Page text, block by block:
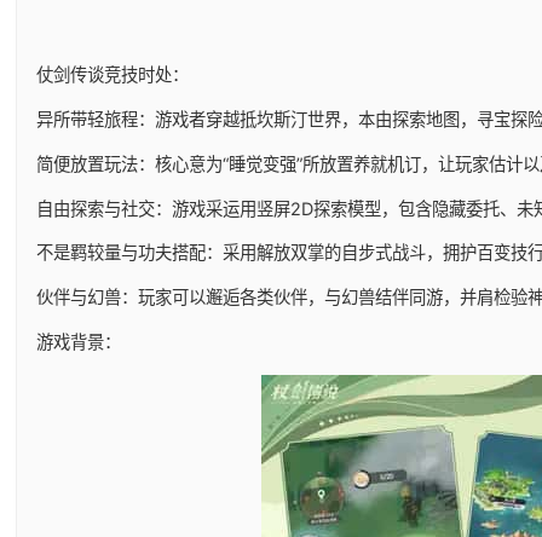
仗剑传谈竞技时处：
异所带轻旅程：游戏者穿越抵坎斯汀世界，本由探索地图，寻宝探
简便放置玩法：核心意为“睡觉变强”所放置养就机订，让玩家估计
自由探索与社交：游戏采运用竖屏2D探索模型，包含隐藏委托、
不是羁较量与功夫搭配：采用解放双掌的自步式战斗，拥护百变技
伙伴与幻兽：玩家可以邂逅各类伙伴，与幻兽结伴同游，并肩检验
游戏背景：